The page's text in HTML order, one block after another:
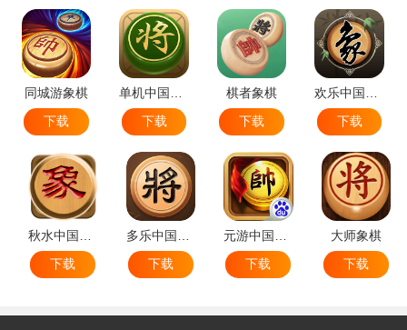
同城游象棋
下载
单机中国象棋
下载
棋者象棋
下载
欢乐中国象棋
下载
秋水中国象棋
下载
多乐中国象棋
下载
元游中国象棋
下载
大师象棋
下载